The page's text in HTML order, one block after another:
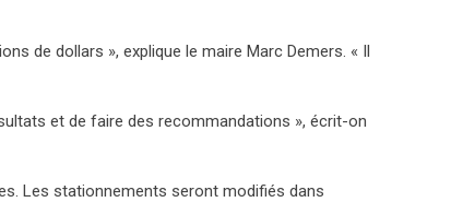
de dollars », explique le maire Marc Demers. « Il
et de faire des recommandations », écrit-on
Les stationnements seront modifiés dans